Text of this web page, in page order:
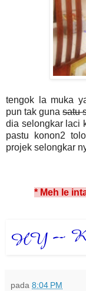
tengok la muka
pun tak gunasatu
dia selongkar laci
pastu konon2
projek selongkar
* Meh le
pada 8:04 PM